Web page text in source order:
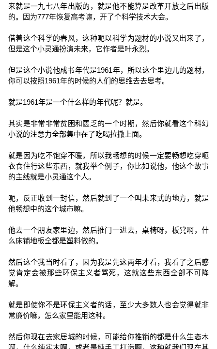
来就是一九七八年出版的，就是他不能算是改革开放之后出版
的。因为777年恢复高考嘛，开了个科学技术大会。
借着这个科学的春风，这种呃以科学为题材的小说又出来了，
但是这个小灵通扮演未来，它作者是叶永烈。
但是这个小说他成书年代是1961年，所以这个里边儿的题材，
你可以按照1961年的时候的人们的思维去去思考。
就是1961年是一个什么样的年代呢？就是。
其实是非常非常贫困和匮乏的一个时期，然后你就看这个科幻
小说的注意力全部集中在了吃喝拉撒上面。
就是因为吃不饱穿不暖，所以我畅想的时候一定要畅想吃穿呃
衣食住行这些东西，就我举个例子，你比如说他，他这个故事
的主线就是小灵通这个人。
呃，反正收到一封信，然后就到了一个叫未来式的地方，就是
他畅想中的这个城市嘛。
他去一个朋友家里边，然后推门一进去，桌椅呀，板凳啊，什
么床铺地板全都是塑料做的。
然后这个我当时看了，因为我是先这两年才看，我看了之后感
觉肯定会被那些环保主义者骂死，这就这些东西全部不可降
解。
就是即使你不是环保主义者的话，至少大多数人也会觉得就非
常廉价嘛，怎么家里能用这种。
然后你现在去家居城的时候，可能给你推销的都是什么生态木
啊，什么纯实木啊，或者是纯手工打造啊，这种就我们现在其